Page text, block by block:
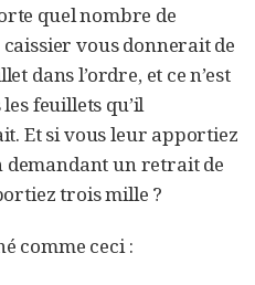
quel nombre de
vous donnerait de
dans l’ordre, et ce n’est
feuillets qu’il
Et si vous leur apportiez
un retrait de
trois mille ?
comme ceci :